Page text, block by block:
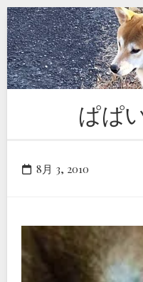
Skip
to
content
ぱぱ
8月 3, 2010